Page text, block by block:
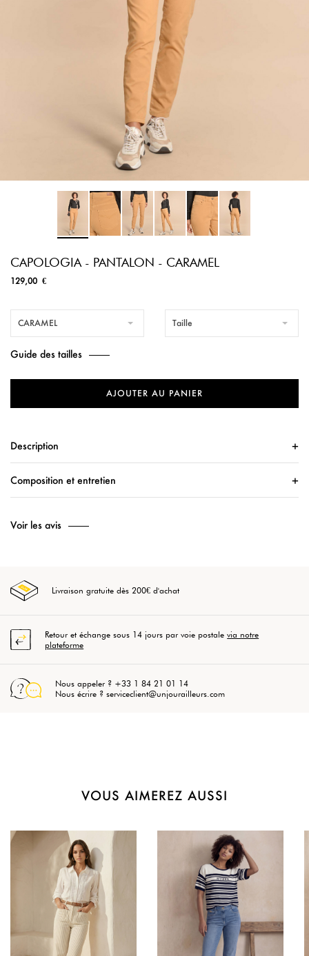
CAPOLOGIA - PANTALON - CARAMEL
129,00 €
CARAMEL Taille
Guide des tailles
AJOUTER AU PANIER
Description
Composition et entretien
Voir les avis
Livraison gratuite dès 200€ d'achat
Retour et échange sous 14 jours par voie postalevia notre
plateforme
Nous appeler ? +33 1 84 21 01 14
Nous écrire ? serviceclient@unjourailleurs.com
VOUS AIMEREZ AUSSI